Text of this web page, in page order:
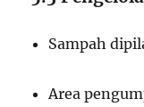
Sampah
Area